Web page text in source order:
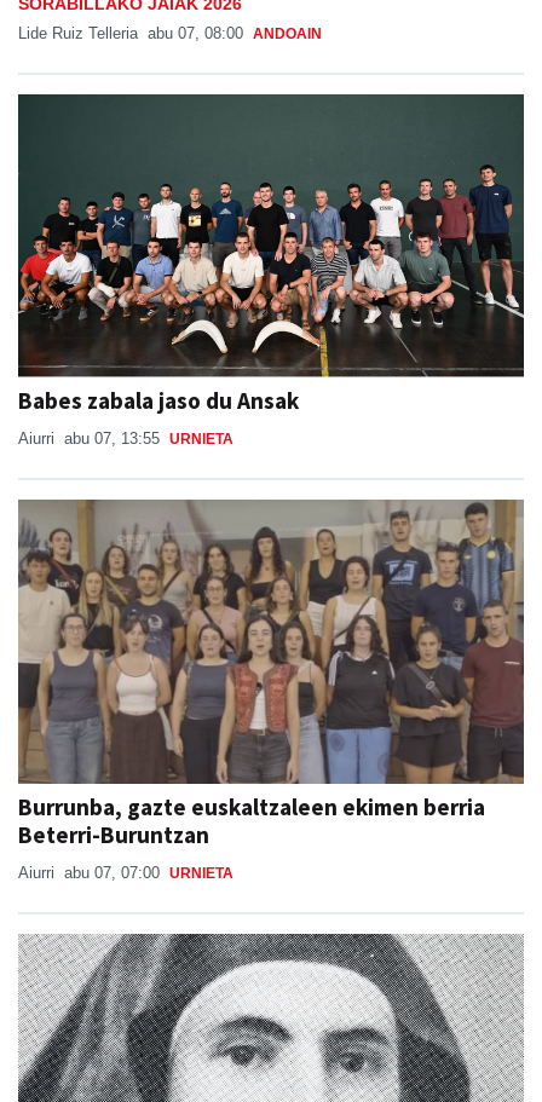
Lide Ruiz Telleria abu 07, 08:00 ANDOAIN
Babes zabala jaso du Ansak
Aiurri abu 07, 13:55 URNIETA
Burrunba, gazte euskaltzaleen ekimen berria
Beterri-Buruntzan
Aiurri abu 07, 07:00 URNIETA